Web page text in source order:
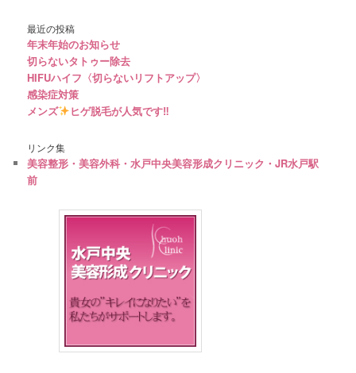
最近の投稿
年末年始のお知らせ
切らないタトゥー除去
HIFUハイフ〈切らないリフトアップ〉
感染症対策
メンズ
ヒゲ脱毛が人気です‼︎
リンク集
美容整形・美容外科・水戸中央美容形成クリニック・JR水戸駅
前